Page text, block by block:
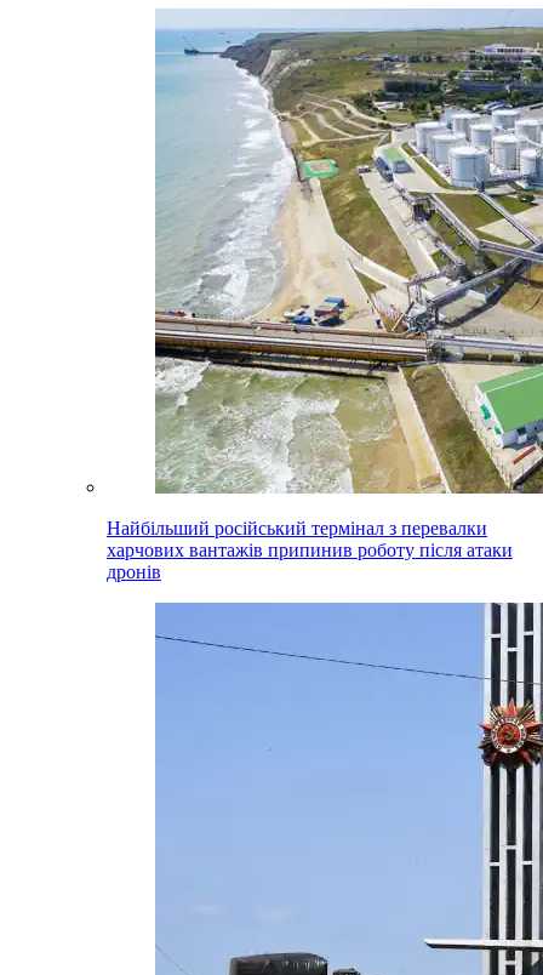
Найбільший російський термінал з перевалки
харчових вантажів припинив роботу після атаки
дронів